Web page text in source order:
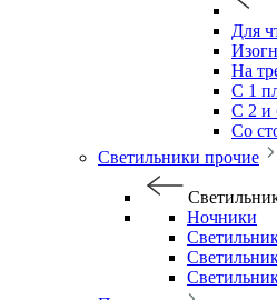
Для
На
С 1
С 2 и
Со
Светильники прочие
Ночники